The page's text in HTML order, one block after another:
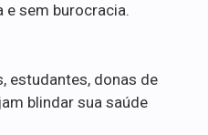
e sem burocracia.
estudantes, donas de
blindar sua saúde